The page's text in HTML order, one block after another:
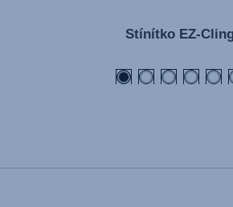
Stínítko EZ-